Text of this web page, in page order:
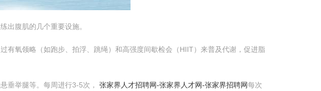
出腹肌的几个重要设施。
氧领略（如跑步、拍浮、跳绳）和高强度间歇检会（HIIT）来普及代谢，促进脂
垂举腿等。每周进行3-5次， 张家界人才招聘网-张家界人才网-张家界招聘网每次